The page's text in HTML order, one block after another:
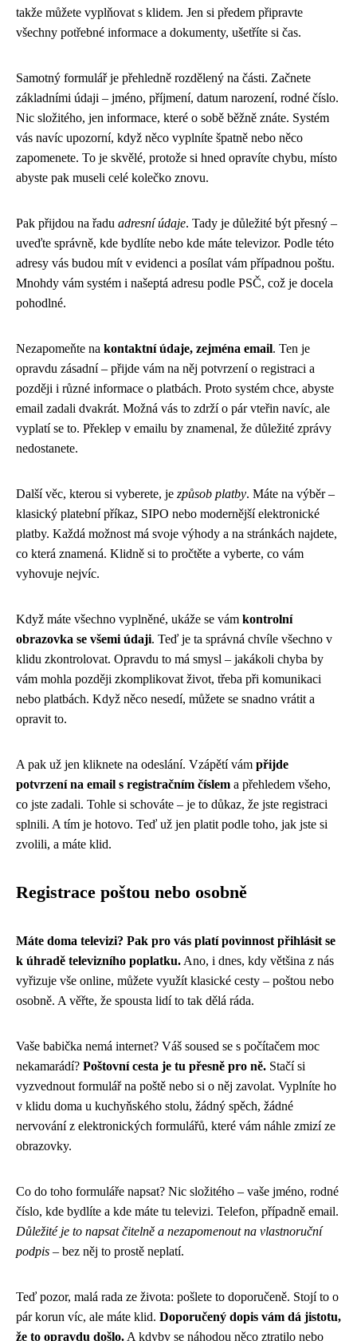
takže můžete vyplňovat s klidem. Jen si předem připravte
všechny potřebné informace a dokumenty, ušetříte si čas.
Samotný formulář je přehledně rozdělený na části. Začnete
základními údaji – jméno, příjmení, datum narození, rodné číslo.
Nic složitého, jen informace, které o sobě běžně znáte. Systém
vás navíc upozorní, když něco vyplníte špatně nebo něco
zapomenete. To je skvělé, protože si hned opravíte chybu, místo
abyste pak museli celé kolečko znovu.
Pak přijdou na řadu adresní údaje. Tady je důležité být přesný –
uveďte správně, kde bydlíte nebo kde máte televizor. Podle této
adresy vás budou mít v evidenci a posílat vám případnou poštu.
Mnohdy vám systém i našeptá adresu podle PSČ, což je docela
pohodlné.
Nezapomeňte na kontaktní údaje, zejména email. Ten je
opravdu zásadní – přijde vám na něj potvrzení o registraci a
později i různé informace o platbách. Proto systém chce, abyste
email zadali dvakrát. Možná vás to zdrží o pár vteřin navíc, ale
vyplatí se to. Překlep v emailu by znamenal, že důležité zprávy
nedostanete.
Další věc, kterou si vyberete, je způsob platby. Máte na výběr –
klasický platební příkaz, SIPO nebo modernější elektronické
platby. Každá možnost má svoje výhody a na stránkách najdete,
co která znamená. Klidně si to pročtěte a vyberte, co vám
vyhovuje nejvíc.
Když máte všechno vyplněné, ukáže se vám kontrolní
obrazovka se všemi údaji. Teď je ta správná chvíle všechno v
klidu zkontrolovat. Opravdu to má smysl – jakákoli chyba by
vám mohla později zkomplikovat život, třeba při komunikaci
nebo platbách. Když něco nesedí, můžete se snadno vrátit a
opravit to.
A pak už jen kliknete na odeslání. Vzápětí vám přijde
potvrzení na email s registračním číslem a přehledem všeho,
co jste zadali. Tohle si schováte – je to důkaz, že jste registraci
splnili. A tím je hotovo. Teď už jen platit podle toho, jak jste si
zvolili, a máte klid.
Registrace poštou nebo osobně
Máte doma televizi? Pak pro vás platí povinnost přihlásit se
k úhradě televizního poplatku. Ano, i dnes, kdy většina z nás
vyřizuje vše online, můžete využít klasické cesty – poštou nebo
osobně. A věřte, že spousta lidí to tak dělá ráda.
Vaše babička nemá internet? Váš soused se s počítačem moc
nekamarádí? Poštovní cesta je tu přesně pro ně. Stačí si
vyzvednout formulář na poště nebo si o něj zavolat. Vyplníte ho
v klidu doma u kuchyňského stolu, žádný spěch, žádné
nervování z elektronických formulářů, které vám náhle zmizí ze
obrazovky.
Co do toho formuláře napsat? Nic složitého – vaše jméno, rodné
číslo, kde bydlíte a kde máte tu televizi. Telefon, případně email.
Důležité je to napsat čitelně a nezapomenout na vlastnoruční
podpis – bez něj to prostě neplatí.
Teď pozor, malá rada ze života: pošlete to doporučeně. Stojí to o
pár korun víc, ale máte klid. Doporučený dopis vám dá jistotu,
že to opravdu došlo. A kdyby se náhodou něco ztratilo nebo